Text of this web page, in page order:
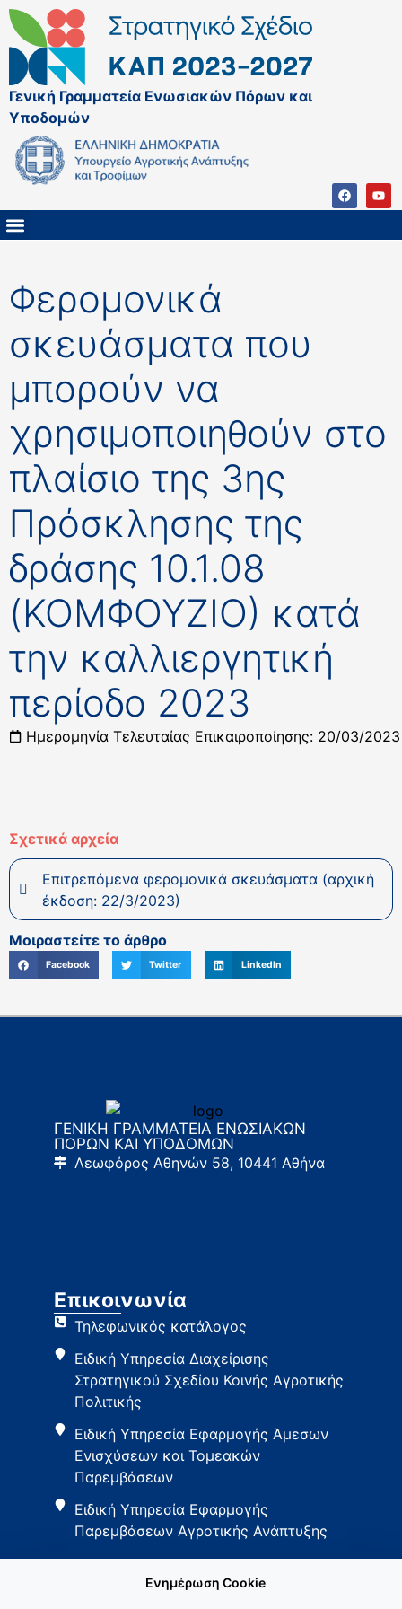
Γενική Γραμματεία Ενωσιακών Πόρων και
Υποδομών
Φερομονικά
σκευάσματα που
μπορούν να
χρησιμοποιηθούν στο
πλαίσιο της 3ης
Πρόσκλησης της
δράσης 10.1.08
(ΚΟΜΦΟΥΖΙΟ) κατά
την καλλιεργητική
περίοδο 2023
Ημερομηνία Τελευταίας Επικαιροποίησης: 20/03/2023
Σχετικά αρχεία
Επιτρεπόμενα φερομονικά σκευάσματα (αρχική
έκδοση: 22/3/2023)
Μοιραστείτε το άρθρο
Facebook Twitter LinkedIn
ΓΕΝΙΚΗ ΓΡΑΜΜΑΤΕΙΑ ΕΝΩΣΙΑΚΩΝ
ΠΟΡΩΝ ΚΑΙ ΥΠΟΔΟΜΩΝ
Λεωφόρος Αθηνών 58, 10441 Αθήνα
Επικοινωνία
Τηλεφωνικός κατάλογος
Ειδική Υπηρεσία Διαχείρισης
Στρατηγικού Σχεδίου Κοινής Αγροτικής
Πολιτικής
Ειδική Υπηρεσία Εφαρμογής Άμεσων
Ενισχύσεων και Τομεακών
Παρεμβάσεων
Ειδική Υπηρεσία Εφαρμογής
Παρεμβάσεων Αγροτικής Ανάπτυξης
Ενημέρωση Cookie